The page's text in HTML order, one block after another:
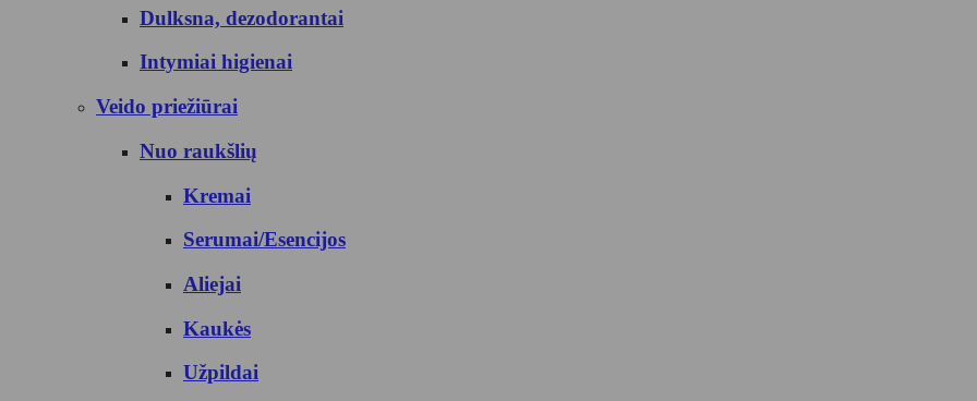
Dulksna, dezodorantai
Intymiai higienai
Veido priežiūrai
Nuo raukšlių
Kremai
Serumai/Esencijos
Aliejai
Kaukės
Užpildai